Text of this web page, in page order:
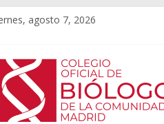
agosto 7, 2026